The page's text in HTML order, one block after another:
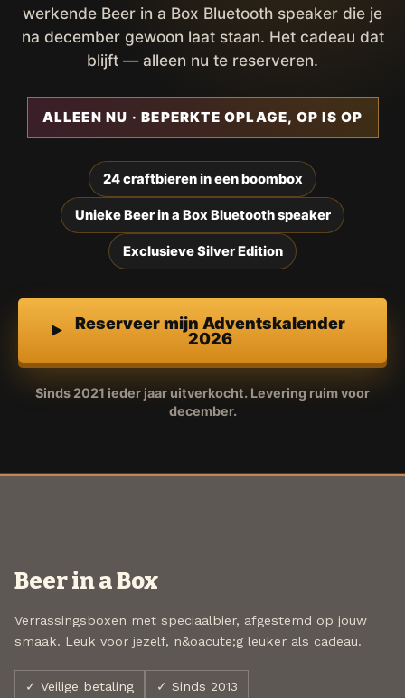
werkende Beer in a Box Bluetooth speaker die je
na december gewoon laat staan. Het cadeau dat
blijft — alleen nu te reserveren.
ALLEEN NU · BEPERKTE OPLAGE, OP IS OP
24 craftbieren in een boombox
Unieke Beer in a Box Bluetooth speaker
Exclusieve Silver Edition
Reserveer mijn Adventskalender
2026
Sinds 2021 ieder jaar uitverkocht. Levering ruim voor
december.
Beer in a Box
Verrassingsboxen met speciaalbier, afgestemd op jouw
smaak. Leuk voor jezelf, n&oacute;g leuker als cadeau.
✓ Veilige betaling ✓ Sinds 2013